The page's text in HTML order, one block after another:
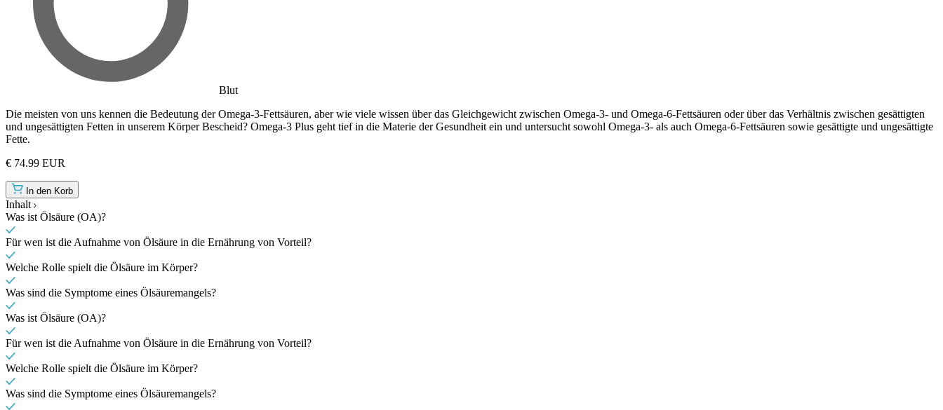
Blut
Die meisten von uns kennen die Bedeutung der Omega-3-Fettsäuren, aber wie viele wissen über das Gleichgewicht zwischen Omega-3- und Omega-6-Fettsäuren oder über das Verhältnis zwischen gesättigten
und ungesättigten Fetten in unserem Körper Bescheid? Omega-3 Plus geht tief in die Materie der Gesundheit ein und untersucht sowohl Omega-3- als auch Omega-6-Fettsäuren sowie gesättigte und ungesättigte
Fette.
€ 74.99 EUR
In den Korb
Inhalt
Was ist Ölsäure (OA)?
Für wen ist die Aufnahme von Ölsäure in die Ernährung von Vorteil?
Welche Rolle spielt die Ölsäure im Körper?
Was sind die Symptome eines Ölsäuremangels?
Was ist Ölsäure (OA)?
Für wen ist die Aufnahme von Ölsäure in die Ernährung von Vorteil?
Welche Rolle spielt die Ölsäure im Körper?
Was sind die Symptome eines Ölsäuremangels?